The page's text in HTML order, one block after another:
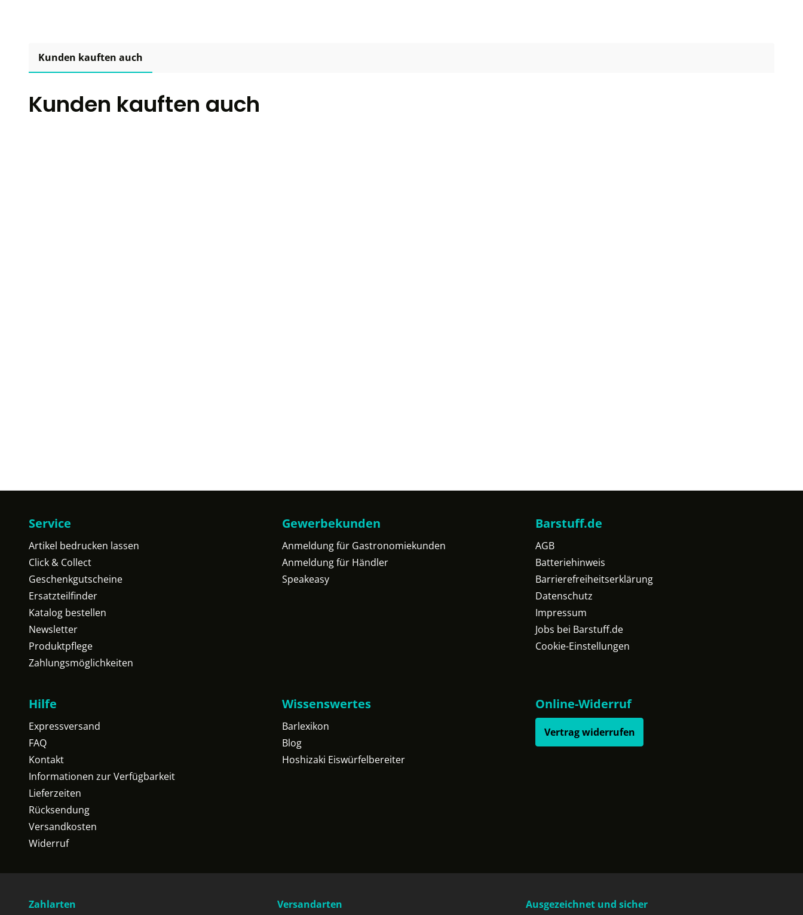
Kunden kauften auch
Kunden kauften auch
Service
Artikel bedrucken lassen
Click & Collect
Geschenkgutscheine
Ersatzteilfinder
Katalog bestellen
Newsletter
Produktpflege
Zahlungsmöglichkeiten
Gewerbekunden
Anmeldung für Gastronomiekunden
Anmeldung für Händler
Speakeasy
Barstuff.de
AGB
Batteriehinweis
Barrierefreiheitserklärung
Datenschutz
Impressum
Jobs bei Barstuff.de
Cookie-Einstellungen
Hilfe
Expressversand
FAQ
Kontakt
Informationen zur Verfügbarkeit
Lieferzeiten
Rücksendung
Versandkosten
Widerruf
Wissenswertes
Barlexikon
Blog
Hoshizaki Eiswürfelbereiter
Online-Widerruf
Vertrag widerrufen
Zahlarten Versandarten Ausgezeichnet und sicher